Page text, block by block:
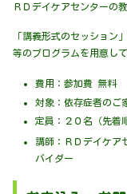
ＲＤデイケアセンターの
「講義形式のセッション
等のプログラムを用意し
費用：参加費 無料
対象：依存症者のご
定員：２０名（先着
講師：ＲＤデイケア
バイダー